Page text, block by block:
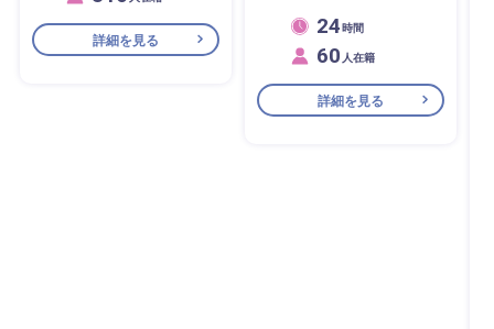
詳細を見る 24時間
60 人在籍
詳細を見る